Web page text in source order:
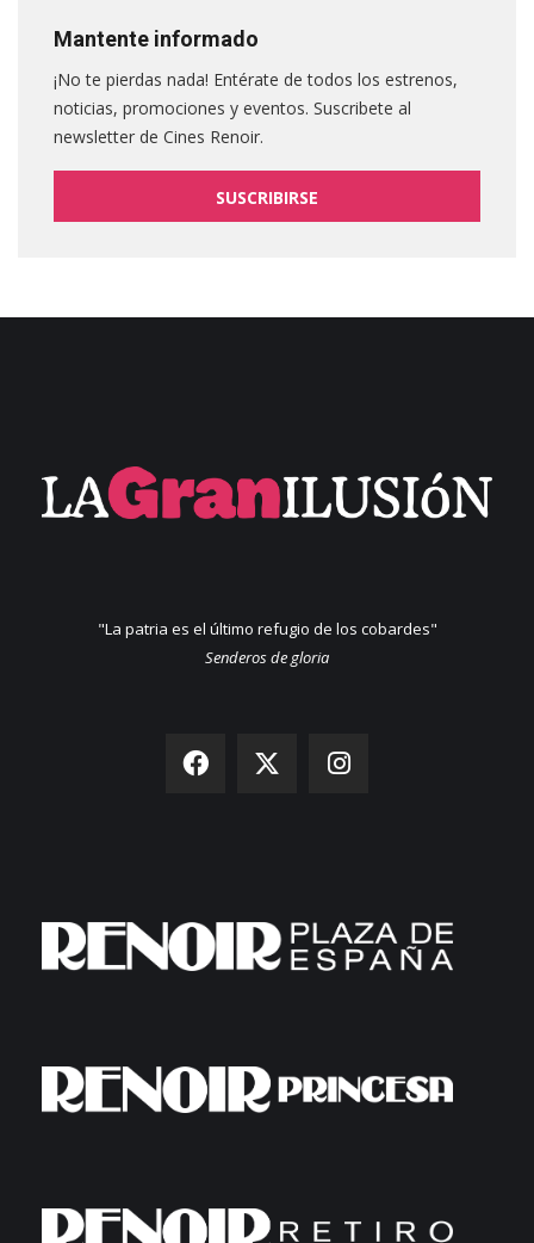
Mantente informado
¡No te pierdas nada! Entérate de todos los estrenos,
noticias, promociones y eventos. Suscribete al
newsletter de Cines Renoir.
SUSCRIBIRSE
"La patria es el último refugio de los cobardes"
Senderos de gloria